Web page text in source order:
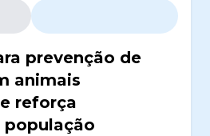
prevenção de
animais
reforça
população